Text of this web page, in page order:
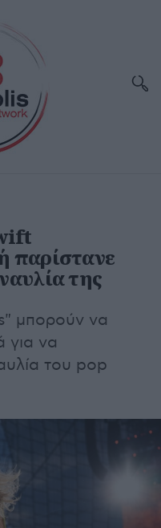
παρίστανε
της
μπορούν να
για να
του pop